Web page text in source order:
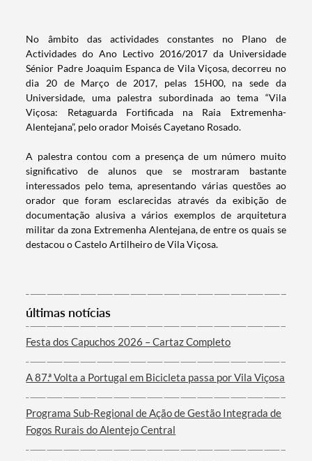
Categorias gerais
Filtros
​​No âmbito das actividades constantes no Plano de
Actividades do Ano Lectivo 2016/2017 da Universidade
Sénior Padre Joaquim Espanca de Vila Viçosa, decorreu no
dia 20 de Março de 2017, pelas 15H00, na sede da
Universidade, uma palestra subordinada ao tema “Vila
Viçosa: Retaguarda Fortificada na Raia Extremenha-
Alentejana”, pelo orador Moisés Cayetano Rosado.
A palestra contou com a presença de um número muito
significativo de alunos que se mostraram bastante
interessados pelo tema, apresentando várias questões ao
orador que foram esclarecidas através da exibição de
documentação alusiva a vários exemplos de arquitetura
militar da zona Extremenha Alentejana, de entre os quais se
destacou o Castelo Artilheiro de Vila Viçosa.
últimas notícias
Festa dos Capuchos 2026 – Cartaz Completo
A 87.ª Volta a Portugal em Bicicleta passa por Vila Viçosa
Programa Sub-Regional de Ação de Gestão Integrada de
Fogos Rurais do Alentejo Central